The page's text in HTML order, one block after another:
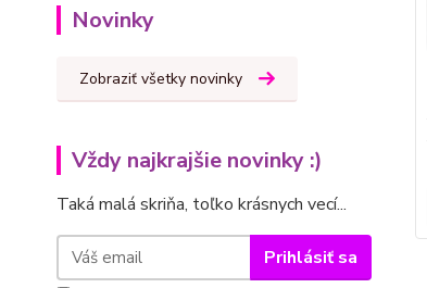
Novinky
Zobraziť všetky novinky
Vždy najkrajšie novinky :)
Taká malá skriňa, toľko krásnych vecí...
Prihlásiť sa